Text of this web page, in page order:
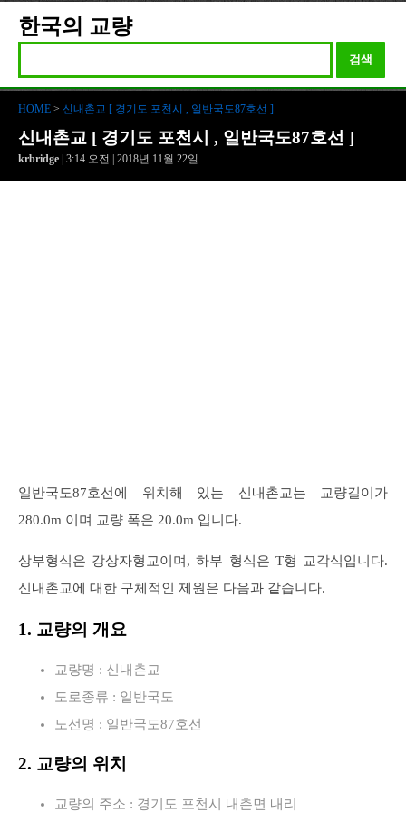
한국의 교량
검색
HOME > 신내촌교 [ 경기도 포천시 , 일반국도87호선 ]
신내촌교 [ 경기도 포천시 , 일반국도87호선 ]
krbridge | 3:14 오전 | 2018년 11월 22일
일반국도87호선에 위치해 있는 신내촌교는 교량길이가
280.0m 이며 교량 폭은 20.0m 입니다.
상부형식은 강상자형교이며, 하부 형식은 T형 교각식입니다.
신내촌교에 대한 구체적인 제원은 다음과 같습니다.
1. 교량의 개요
교량명 : 신내촌교
도로종류 : 일반국도
노선명 : 일반국도87호선
2. 교량의 위치
교량의 주소 : 경기도 포천시 내촌면 내리